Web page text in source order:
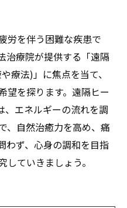
労を伴う困難な疾患で
治療院が提供する「遠隔
療法)」に焦点を当て、
望を探ります。遠隔ヒー
、エネルギーの流れを調
、自然治癒力を高め、痛
わず、心身の調和を目指
ていきましょう。